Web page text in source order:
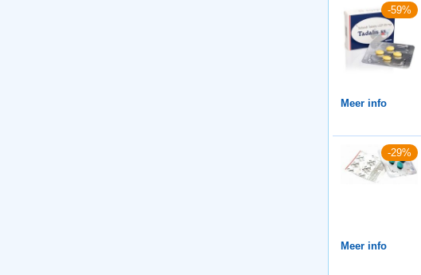
-59%
Meer info
-29%
Meer info